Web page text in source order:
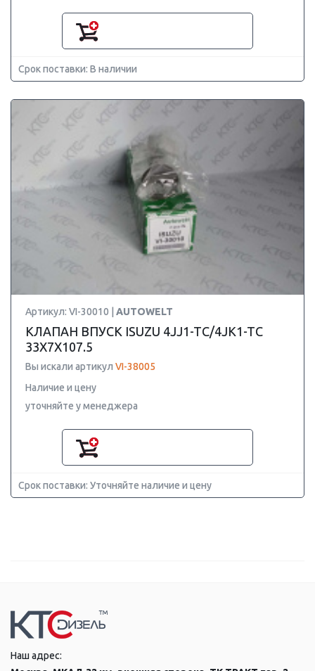
Срок поставки: В наличии
Артикул: VI-30010 | AUTOWELT
КЛАПАН ВПУСК ISUZU 4JJ1-TC/4JK1-TC
33X7X107.5
Вы искали артикул VI-38005
Наличие и цену
уточняйте у менеджера
Срок поставки: Уточняйте наличие и цену
Наш адрес: